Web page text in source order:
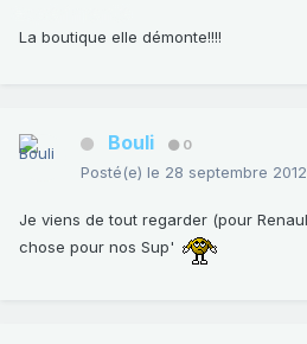
La boutique elle démonte!!!!
Bouli 0
Posté(e) le 28 septembre 2012
Je viens de tout regarder (pour
chose pour nos Sup'